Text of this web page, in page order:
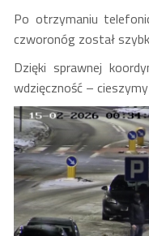
Po otrzymaniu
czworonóg został
Dzięki sprawnej
wdzięczność –